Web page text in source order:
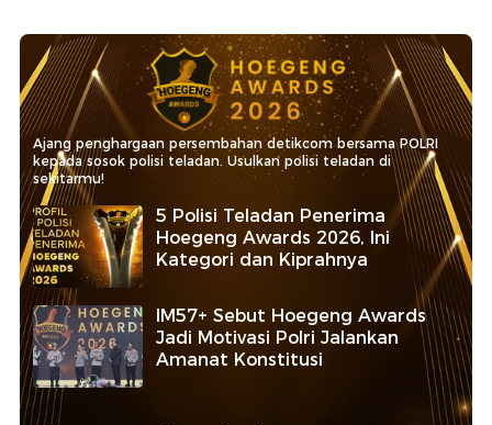
Ajang penghargaan persembahan detikcom bersama POLRI
kepada sosok polisi teladan. Usulkan polisi teladan di
sekitarmu!
5 Polisi Teladan Penerima
Hoegeng Awards 2026, Ini
Kategori dan Kiprahnya
IM57+ Sebut Hoegeng Awards
Jadi Motivasi Polri Jalankan
Amanat Konstitusi